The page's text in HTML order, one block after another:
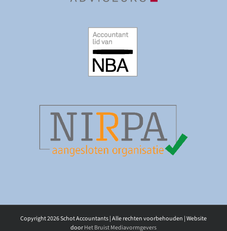
Copyright2026 Schot Accountants | Alle rechten voorbehouden | Website
doorHet Bruist Mediavormgevers